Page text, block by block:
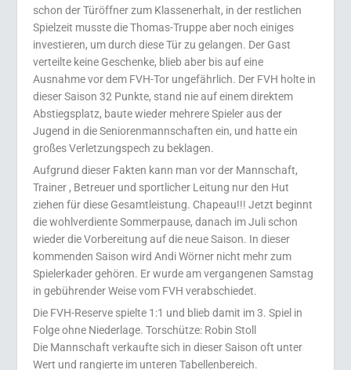
schon der Türöffner zum Klassenerhalt, in der restlichen
Spielzeit musste die Thomas-Truppe aber noch einiges
investieren, um durch diese Tür zu gelangen. Der Gast
verteilte keine Geschenke, blieb aber bis auf eine
Ausnahme vor dem FVH-Tor ungefährlich. Der FVH holte in
dieser Saison 32 Punkte, stand nie auf einem direktem
Abstiegsplatz, baute wieder mehrere Spieler aus der
Jugend in die Seniorenmannschaften ein, und hatte ein
großes Verletzungspech zu beklagen.
Aufgrund dieser Fakten kann man vor der Mannschaft,
Trainer , Betreuer und sportlicher Leitung nur den Hut
ziehen für diese Gesamtleistung. Chapeau!!! Jetzt beginnt
die wohlverdiente Sommerpause, danach im Juli schon
wieder die Vorbereitung auf die neue Saison. In dieser
kommenden Saison wird Andi Wörner nicht mehr zum
Spielerkader gehören. Er wurde am vergangenen Samstag
in gebührender Weise vom FVH verabschiedet.
Die FVH-Reserve spielte 1:1 und blieb damit im 3. Spiel in
Folge ohne Niederlage. Torschütze: Robin Stoll
Die Mannschaft verkaufte sich in dieser Saison oft unter
Wert und rangierte im unteren Tabellenbereich.